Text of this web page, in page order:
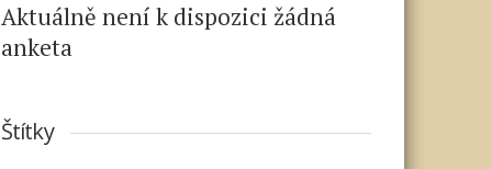
Aktuálně není k dispozici žádná
anketa
Štítky